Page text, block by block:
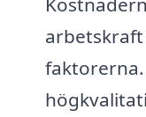
arbetskraft